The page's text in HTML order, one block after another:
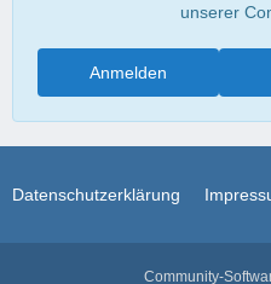
unserer
Anmelden
Datenschutzerklärung
Community-